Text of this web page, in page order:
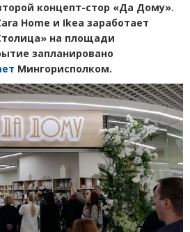
концепт-стор «Да Дому».
Home и Ikea заработает
на площади
запланировано
Мингорисполком.